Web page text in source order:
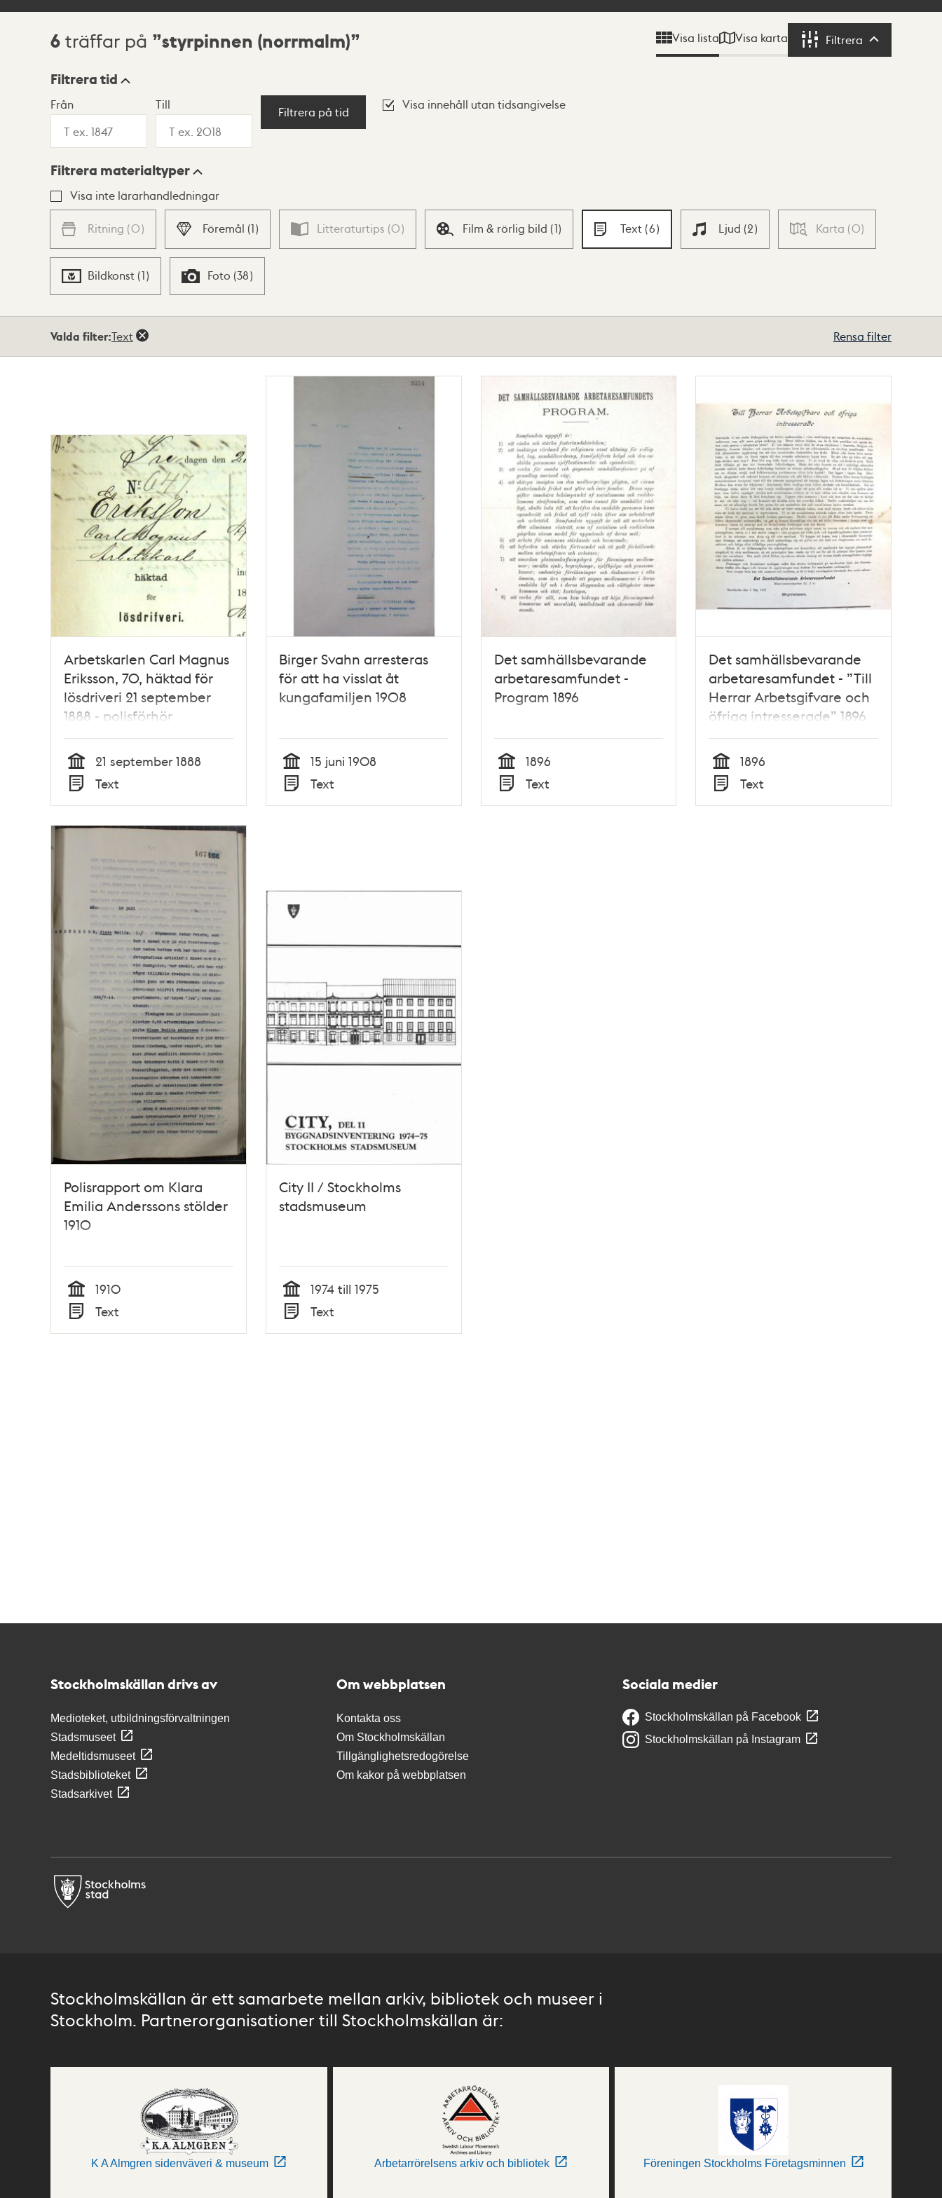
Sökresultat
6 träffar på styrpinnen (norrmalm) Visa lista Visa karta Filtrera Filtrera
Visningsläge
Lista Karta
Filtrera tid
Från Till
Filtrera på tid
Visa innehåll utan tidsangivelse
Filtrera materialtyper
Visa inte lärarhandledningar
Ritning (0) Föremål (1) Litteraturtips (0) Film & rörlig bild (1) Text (6) Ljud (2) Karta (0)
Bildkonst (1) Foto (38)
Valda filter:Text Rensa filter
Arbetskarlen Carl Magnus
Eriksson, 70, häktad för
lösdriveri 21 september
1888 - polisförhör
Tid
21 september 1888
Typ
Text
Birger Svahn arresteras
för att ha visslat åt
kungafamiljen 1908
Tid
15 juni 1908
Typ
Text
Det samhällsbevarande
arbetaresamfundet -
Program 1896
Tid
1896
Typ
Text
Det samhällsbevarande
arbetaresamfundet - ”Till
Herrar Arbetsgifvare och
öfriga intresserade” 1896
Tid
1896
Typ
Text
Polisrapport om Klara
Emilia Anderssons stölder
1910
Tid
1910
Typ
Text
City II / Stockholms
stadsmuseum
Tid
1974 till 1975
Typ
Text
Stockholmskällan drivs av
Medioteket, utbildningsförvaltningen
Stadsmuseet
Medeltidsmuseet
Stadsbiblioteket
Stadsarkivet
Om webbplatsen
Kontakta oss
Om Stockholmskällan
Tillgänglighetsredogörelse
Om kakor på webbplatsen
Sociala medier
Stockholmskällan på Facebook
Stockholmskällan på Instagram
Stockholmskällan är ett samarbete mellan arkiv, bibliotek och museer i
Stockholm. Partnerorganisationer till Stockholmskällan är:
K A Almgren sidenväveri & museum Arbetarrörelsens arkiv och bibliotek Föreningen Stockholms Företagsminnen